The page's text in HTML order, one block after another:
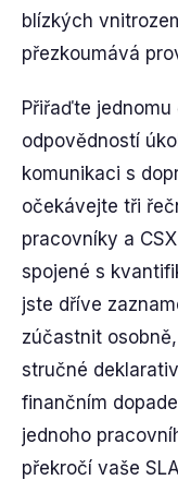
blízkých
přezkoumává
Přiřaďte
odpovědností
komunikaci s
očekávejte tři
pracovníky a
spojené s
jste dříve
zúčastnit
stručné
finančním
jednoho
překročí vaše